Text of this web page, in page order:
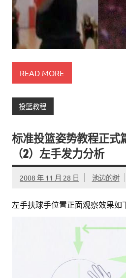
READ MORE
投篮教程
标准投篮姿势教程正式
（2）左手发力分析
2008 年 11 月 28 日 池边的树
左手扶球手位置正面观察效果如